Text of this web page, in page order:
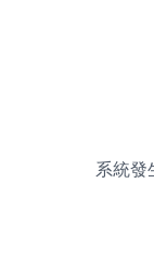
系統發